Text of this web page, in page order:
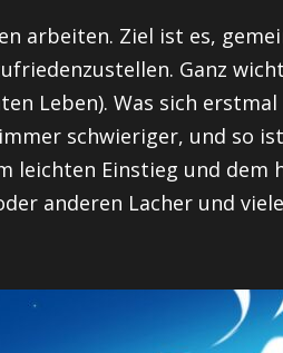
arbeiten. Ziel ist es,
Ganz
Leben). Was sich
schwieriger, und so
leichten Einstieg und dem
anderen Lacher und